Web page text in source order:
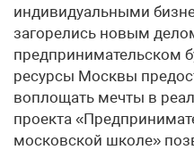
индивидуальными
загорелись новым
предпринимательском
ресурсы Москвы
воплощать мечты в
проекта
московской школе»